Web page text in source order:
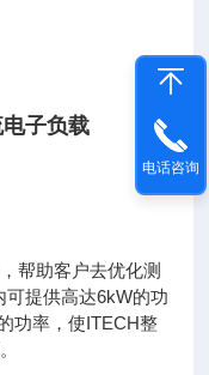
子负载
帮助客户去优化测
可提供高达6kW的功
功率，使ITECH整
电话咨询